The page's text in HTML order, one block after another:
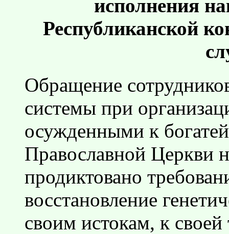
исполнения
Республиканской
Обращение
системы при
осужденными к
Православной Церкви
продиктовано
восстановление
своим истокам, к